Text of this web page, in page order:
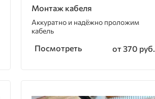
Монтаж кабеля
Аккуратно и надёжно проложим
кабель
Посмотреть от 370 руб.